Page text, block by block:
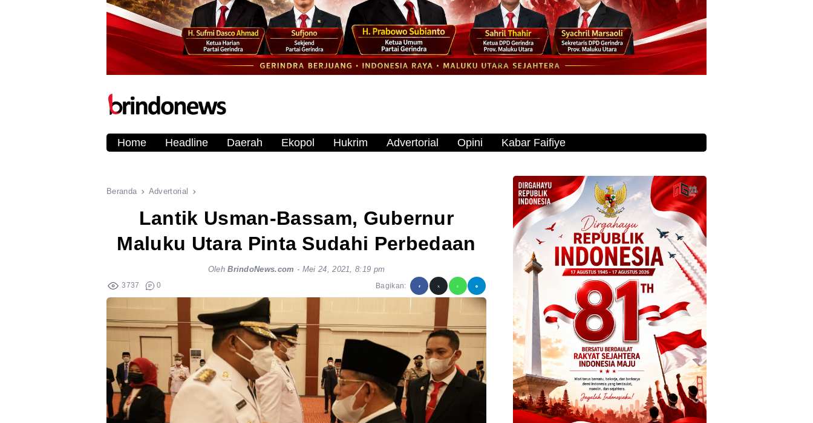
Home Headline Daerah Ekopol Hukrim Advertorial Opini Kabar Faifiye
Beranda Advertorial
Lantik Usman-Bassam, Gubernur
Maluku Utara Pinta Sudahi Perbedaan
OlehBrindoNews.com - Mei 24, 2021, 8:19 pm
3737 0 Bagikan: